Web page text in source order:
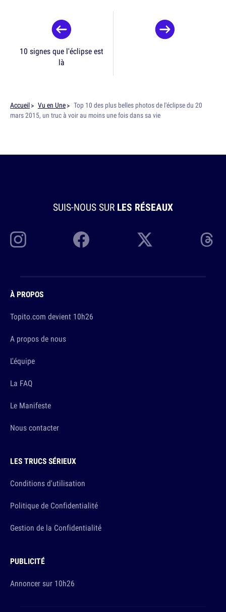
10 signes que l'éclipse est
là
Accueil Vu en Une
Top 10 des plus belles photos de l'éclipse du 20
mars 2015, un truc à voir au moins une fois dans sa vie
SUIS-NOUS SUR LES RÉSEAUX
À PROPOS
Topito.com devient 10h26
A propos de nous
L'équipe
La FAQ
Le Manifeste
Nous contacter
LES TRUCS SÉRIEUX
Conditions d'utilisation
Politique de Confidentialité
Gestion de la Confidentialité
PUBLICITÉ
Annoncer sur 10h26